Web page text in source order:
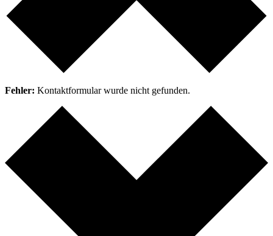
Fehler: Kontaktformular wurde nicht gefunden.